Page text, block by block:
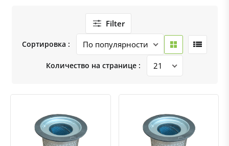
Filter
Сортировка :
Количество на странице :